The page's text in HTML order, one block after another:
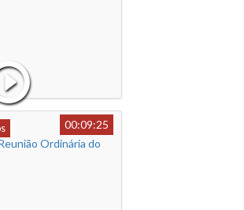
00:09:25
Ordinária do